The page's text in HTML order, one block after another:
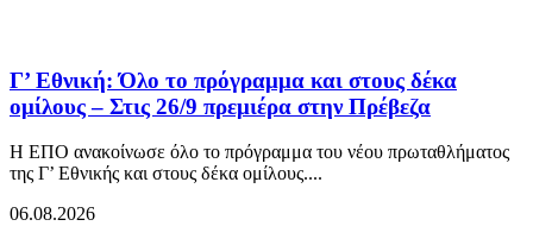
Γ’ Εθνική: Όλο το πρόγραμμα και στους δέκα
ομίλους – Στις 26/9 πρεμιέρα στην Πρέβεζα
Η ΕΠΟ ανακοίνωσε όλο το πρόγραμμα του νέου πρωταθλήματος
της Γ’ Εθνικής και στους δέκα ομίλους....
06.08.2026